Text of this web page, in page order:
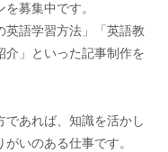
募集中です。
英語学習方法」「英語教
介」といった記事制作を
であれば、知識を活かし
いのある仕事です。